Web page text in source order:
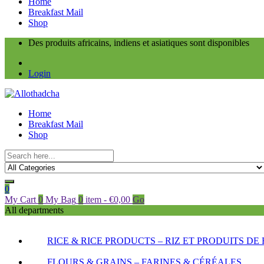
Breakfast Mail
Shop
Des produits africains, indiens et asiatiques sont disponibles
Login
Home
Breakfast Mail
Shop
0
My Cart 0 My Bag 0 item - €0,00 Go
All departments
RICE & RICE PRODUCTS – RIZ ET PRODUITS DE
FLOURS & GRAINS – FARINES & CÉRÉALES